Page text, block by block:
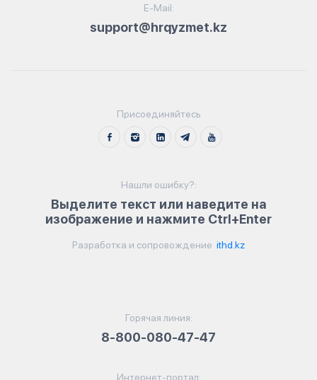
E-Mail:
support@hrqyzmet.kz
Присоединяйтесь
Нашли ошибку?:
Выделите текст или наведите на
изображение и нажмите Ctrl+Enter
Разработка и сопровождение ithd.kz
Горячая линия:
8-800-080-47-47
Интернет-портал: